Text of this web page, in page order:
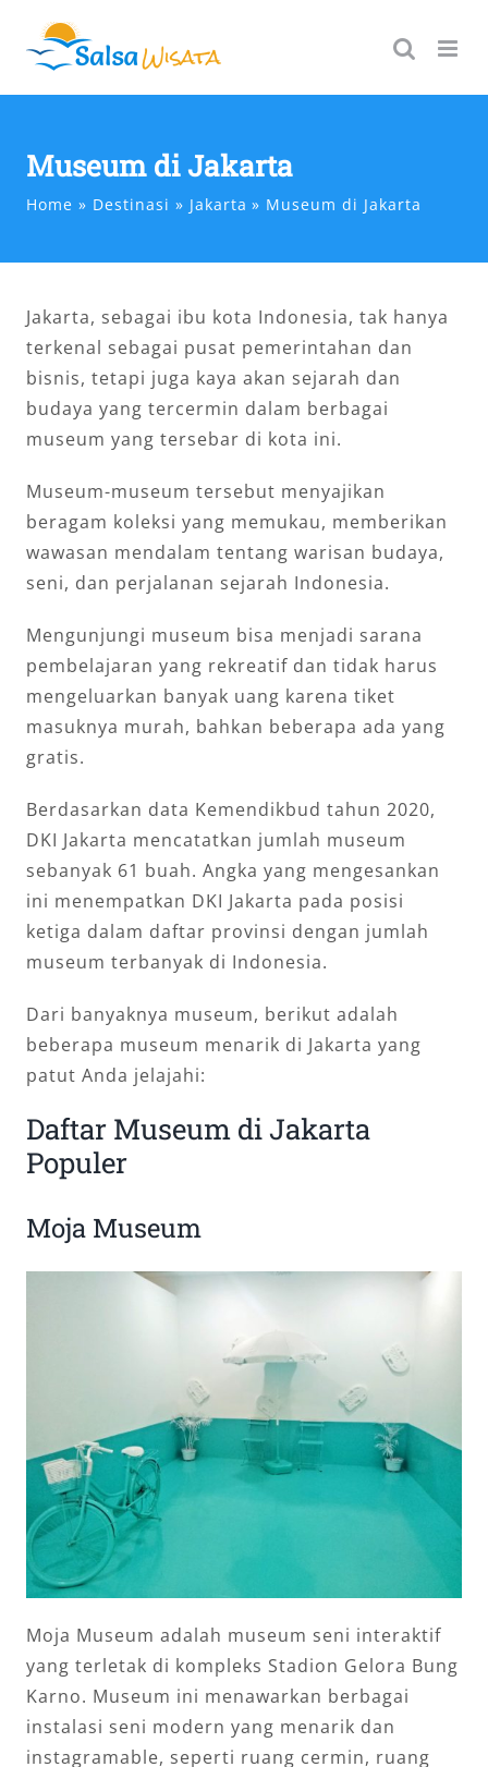
content
Museum di Jakarta
Home Destinasi Jakarta Museum di Jakarta
Jakarta, sebagai ibu kota Indonesia, tak hanya
terkenal sebagai pusat pemerintahan dan
bisnis, tetapi juga kaya akan sejarah dan
budaya yang tercermin dalam berbagai
museum yang tersebar di kota ini.
Museum-museum tersebut menyajikan
beragam koleksi yang memukau, memberikan
wawasan mendalam tentang warisan budaya,
seni, dan perjalanan sejarah Indonesia.
Mengunjungi museum bisa menjadi sarana
pembelajaran yang rekreatif dan tidak harus
mengeluarkan banyak uang karena tiket
masuknya murah, bahkan beberapa ada yang
gratis.
Berdasarkan data Kemendikbud tahun 2020,
DKI Jakarta mencatatkan jumlah museum
sebanyak 61 buah. Angka yang mengesankan
ini menempatkan DKI Jakarta pada posisi
ketiga dalam daftar provinsi dengan jumlah
museum terbanyak di Indonesia.
Dari banyaknya museum, berikut adalah
beberapa museum menarik di Jakarta yang
patut Anda jelajahi:
Daftar Museum di Jakarta
Populer
Moja Museum
Moja Museum adalah museum seni interaktif
yang terletak di kompleks Stadion Gelora Bung
Karno. Museum ini menawarkan berbagai
instalasi seni modern yang menarik dan
instagramable, seperti ruang cermin, ruang